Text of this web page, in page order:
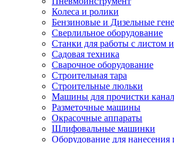
Колеса и ролики
Бензиновые и Дизельные
Сверлильное оборудование
Станки для работы с листом
Садовая техника
Сварочное оборудование
Строительная тара
Строительные люльки
Машины для прочистки
Разметочные машины
Окрасочные аппараты
Шлифовальные машинки
Оборудование для нанесения